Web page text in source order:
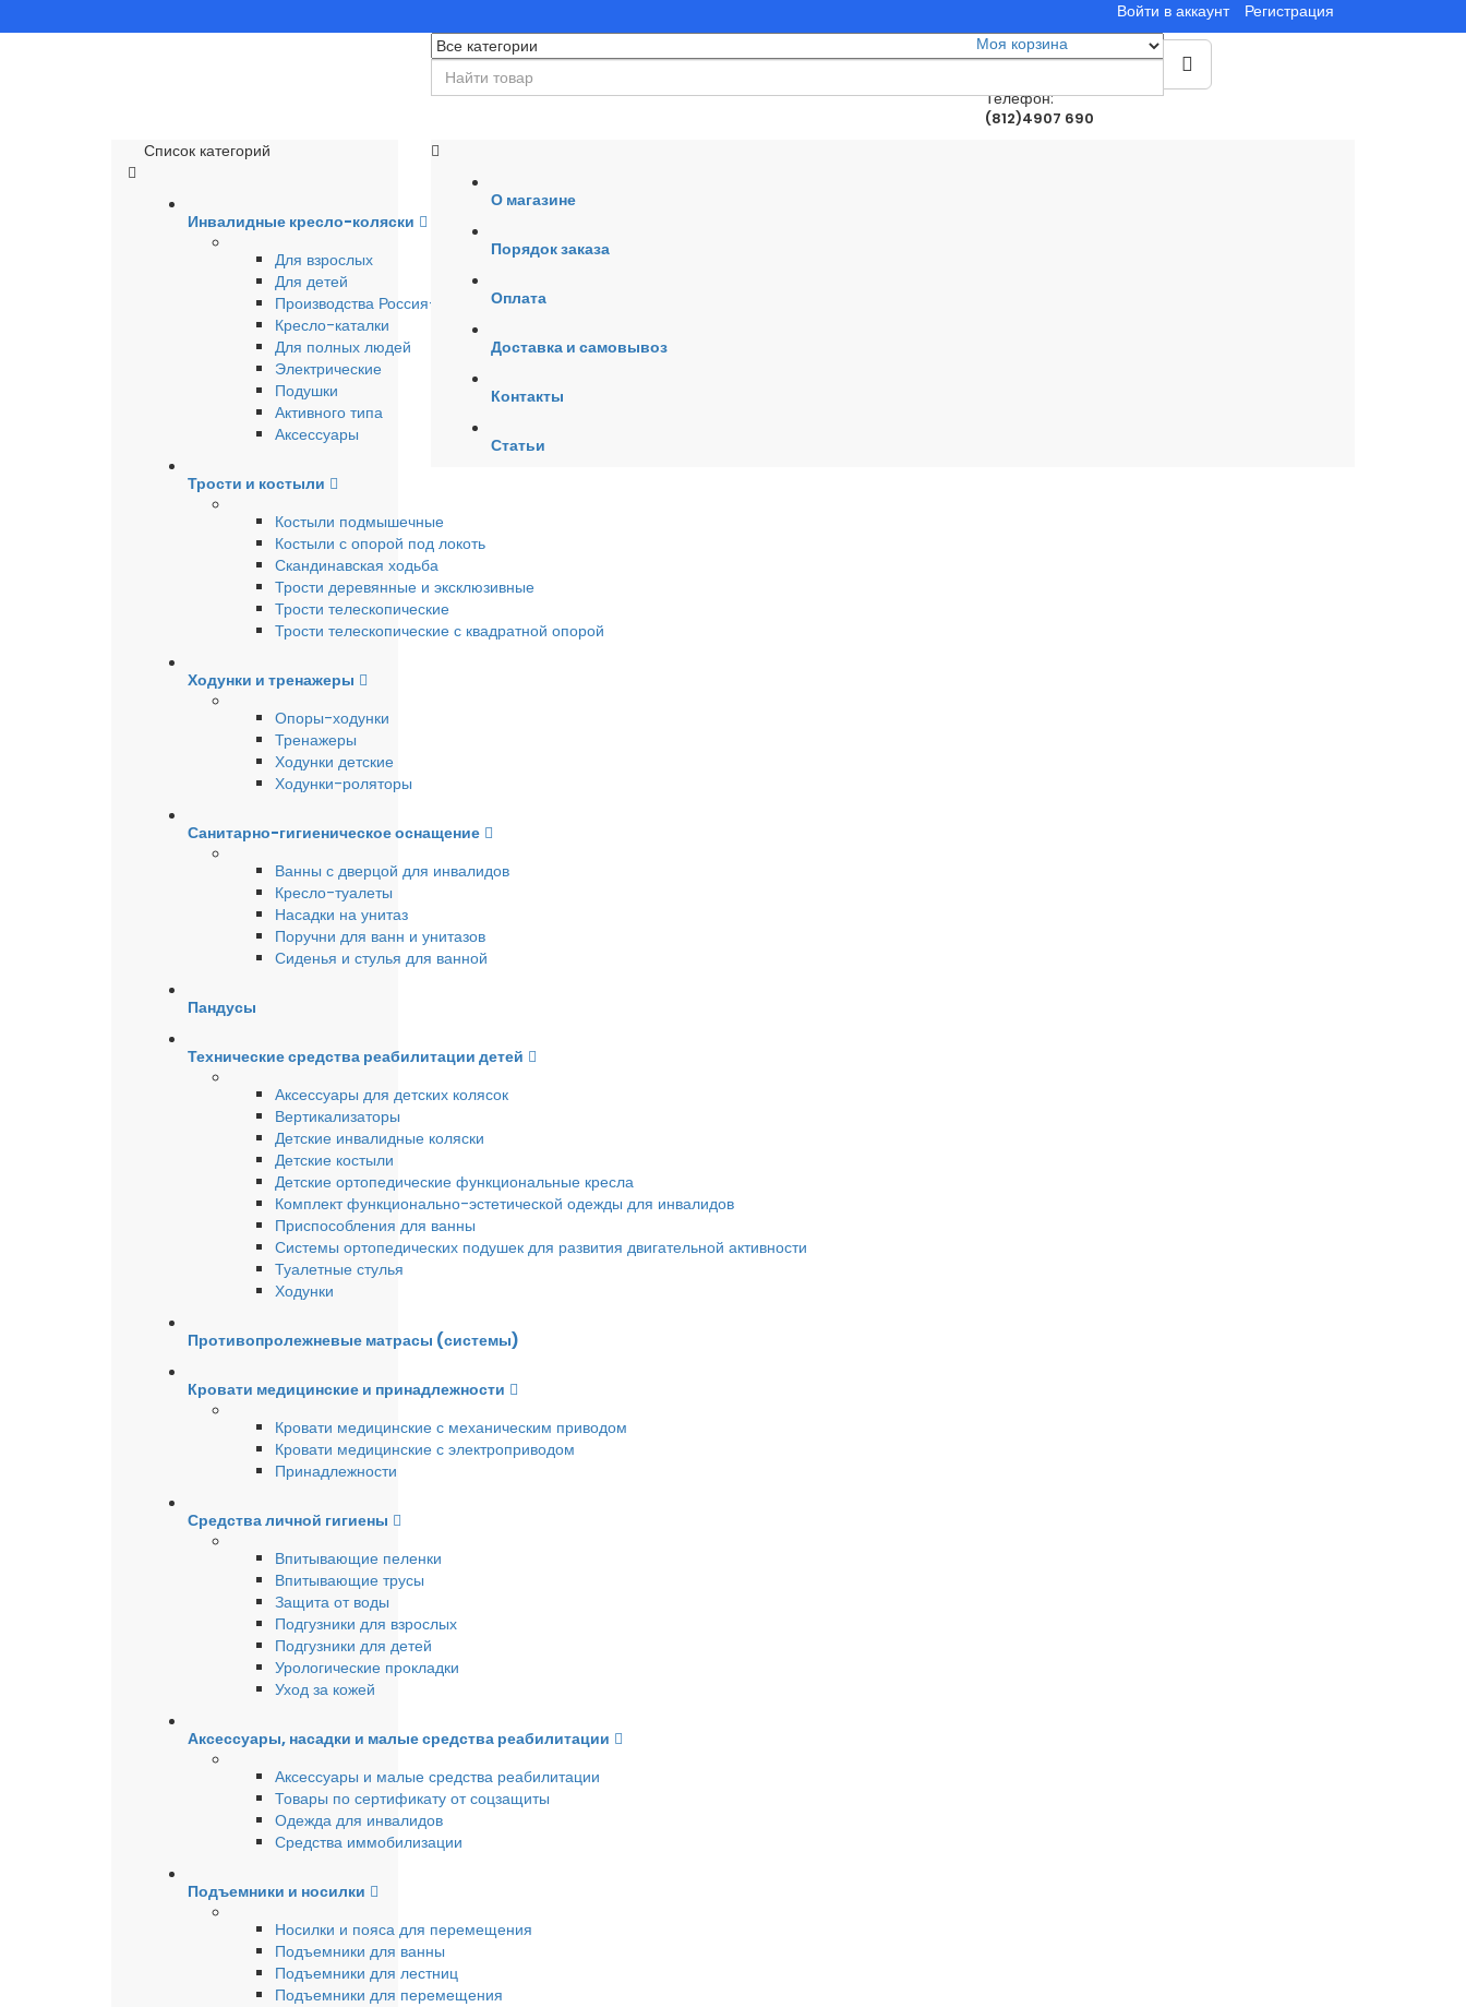
Войти в аккаунт
Регистрация
Моя корзина
Телефон:
(812)4907 690
Список категорий
Инвалидные кресло-коляски
Для взрослых
Для детей
Производства Россия-Германия
Кресло-каталки
Для полных людей
Электрические
Подушки
Активного типа
Аксессуары
Трости и костыли
Костыли подмышечные
Костыли с опорой под локоть
Скандинавская ходьба
Трости деревянные и эксклюзивные
Трости телескопические
Трости телескопические с квадратной опорой
Ходунки и тренажеры
Опоры-ходунки
Тренажеры
Ходунки детские
Ходунки-роляторы
Санитарно-гигиеническое оснащение
Ванны с дверцой для инвалидов
Кресло-туалеты
Насадки на унитаз
Поручни для ванн и унитазов
Сиденья и стулья для ванной
Пандусы
Технические средства реабилитации детей
Аксессуары для детских колясок
Вертикализаторы
Детские инвалидные коляски
Детские костыли
Детские ортопедические функциональные кресла
Комплект функционально-эстетической одежды для инвалидов
Приспособления для ванны
Системы ортопедических подушек для развития двигательной активности
Туалетные стулья
Ходунки
Противопролежневые матрасы (системы)
Кровати медицинские и принадлежности
Кровати медицинские с механическим приводом
Кровати медицинские с электроприводом
Принадлежности
Средства личной гигиены
Впитывающие пеленки
Впитывающие трусы
Защита от воды
Подгузники для взрослых
Подгузники для детей
Урологические прокладки
Уход за кожей
Аксессуары, насадки и малые средства реабилитации
Аксессуары и малые средства реабилитации
Товары по сертификату от соцзащиты
Одежда для инвалидов
Средства иммобилизации
Подъемники и носилки
Носилки и пояса для перемещения
Подъемники для ванны
Подъемники для лестниц
Подъемники для перемещения
О магазине
Порядок заказа
Оплата
Доставка и самовывоз
Контакты
Статьи